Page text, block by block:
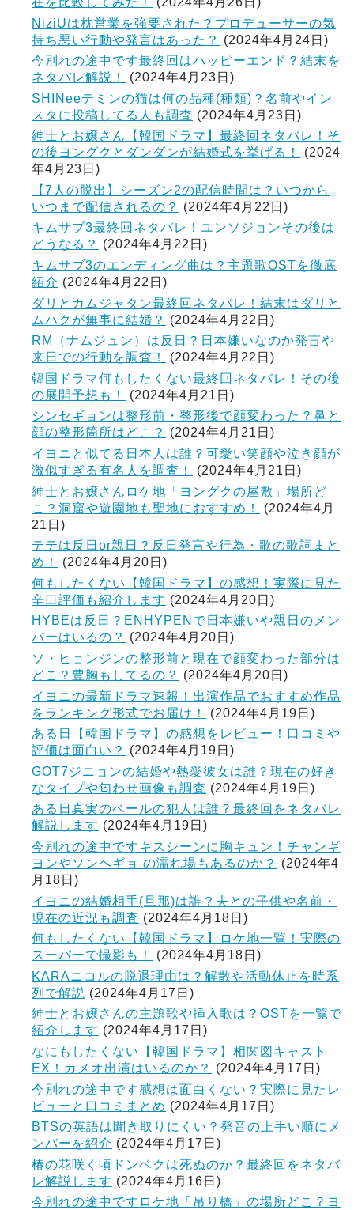
NiziUは枕営業を強要された？プロデューサーの気
持ち悪い行動や発言はあった？
(2024年4月24日)
今別れの途中です最終回はハッピーエンド？結末を
ネタバレ解説！
(2024年4月23日)
SHINeeテミンの猫は何の品種(種類)？名前やイン
スタに投稿してる人も調査 (2024年4月23日)
紳士とお嬢さん【韓国ドラマ】最終回ネタバレ！そ
の後ヨングクとダンダンが結婚式を挙げる！
(2024
年4月23日)
【7人の脱出】シーズン2の配信時間は？いつから
いつまで配信されるの？
(2024年4月22日)
キムサブ3最終回ネタバレ！ユンソジョンその後は
どうなる？
(2024年4月22日)
キムサブ3のエンディング曲は？主題歌OSTを徹底
紹介 (2024年4月22日)
ダリとカムジャタン最終回ネタバレ！結末はダリと
ムハクが無事に結婚？
(2024年4月22日)
RM（ナムジュン）は反日？日本嫌いなのか発言や
来日での行動を調査！
(2024年4月22日)
韓国ドラマ何もしたくない最終回ネタバレ！その後
の展開予想も！
(2024年4月21日)
シンセギョンは整形前・整形後で顔変わった？鼻と
顔の整形箇所はどこ？
(2024年4月21日)
イヨニと似てる日本人は誰？可愛い笑顔や泣き顔が
激似すぎる有名人を調査！
(2024年4月21日)
紳士とお嬢さんロケ地「ヨングクの屋敷」場所ど
こ？洞窟や遊園地も聖地におすすめ！
(2024年4月
21日)
テテは反日or親日？反日発言や行為・歌の歌詞まと
め！
(2024年4月20日)
何もしたくない【韓国ドラマ】の感想！実際に見た
辛口評価も紹介します (2024年4月20日)
HYBEは反日？ENHYPENで日本嫌いや親日のメン
バーはいるの？
(2024年4月20日)
ソ・ヒョンジンの整形前と現在で顔変わった部分は
どこ？豊胸もしてるの？
(2024年4月20日)
イヨニの最新ドラマ速報！出演作品でおすすめ作品
をランキング形式でお届け！
(2024年4月19日)
ある日【韓国ドラマ】の感想をレビュー！口コミや
評価は面白い？
(2024年4月19日)
GOT7ジニョンの結婚や熱愛彼女は誰？現在の好き
なタイプや匂わせ画像も調査 (2024年4月19日)
ある日真実のベールの犯人は誰？最終回をネタバレ
解説します (2024年4月19日)
今別れの途中ですキスシーンに胸キュン！チャンギ
ヨンやソンヘギョ の濡れ場もあるのか？
(2024年4
月18日)
イヨニの結婚相手(旦那)は誰？夫との子供や名前・
現在の近況も調査 (2024年4月18日)
何もしたくない【韓国ドラマ】ロケ地一覧！実際の
スーパーで撮影も！
(2024年4月18日)
KARAニコルの脱退理由は？解散や活動休止を時系
列で解説 (2024年4月17日)
紳士とお嬢さんの主題歌や挿入歌は？OSTを一覧で
紹介します (2024年4月17日)
なにもしたくない【韓国ドラマ】相関図キャスト
EX！カメオ出演はいるのか？
(2024年4月17日)
今別れの途中です感想は面白くない？実際に見たレ
ビューと口コミまとめ (2024年4月17日)
BTSの英語は聞き取りにくい？発音の上手い順にメ
ンバーを紹介 (2024年4月17日)
椿の花咲く頃ドンベクは死ぬのか？最終回をネタバ
レ解説します (2024年4月16日)
今別れの途中ですロケ地「吊り橋」の場所どこ？ヨ